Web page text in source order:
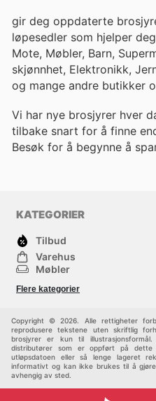
gir deg oppdaterte
løpesedler som hjelper
Mote, Møbler, Barn,
skjønnhet, Elektronikk,
og mange andre butikker
Vi har nye brosjyrer hver
tilbake snart for å finne
Besøk for å begynne å
KATEGORIER
Tilbud
Varehus
Møbler
Sport
Flere kategorier
Copyright © 2026. Alle rettigheter
reprodusere tekstene uten skriftlig
brosjyrer er kun til
distributører som er oppført på
utløpsdatoen eller så lenge lageret
informativt og kan ikke brukes til å
avhengig av sted.